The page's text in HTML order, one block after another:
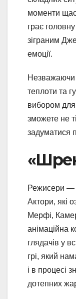
моменти
грає
зіграним
емоції.
Незважаючи
теплоти та
вибором для
зможете не
задуматися
Режисери —
Актори, які
Мерфі,
анімаційна
глядачів у
грі, який
і в процесі
дотепних